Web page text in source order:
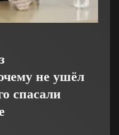
не ушёл
спасали